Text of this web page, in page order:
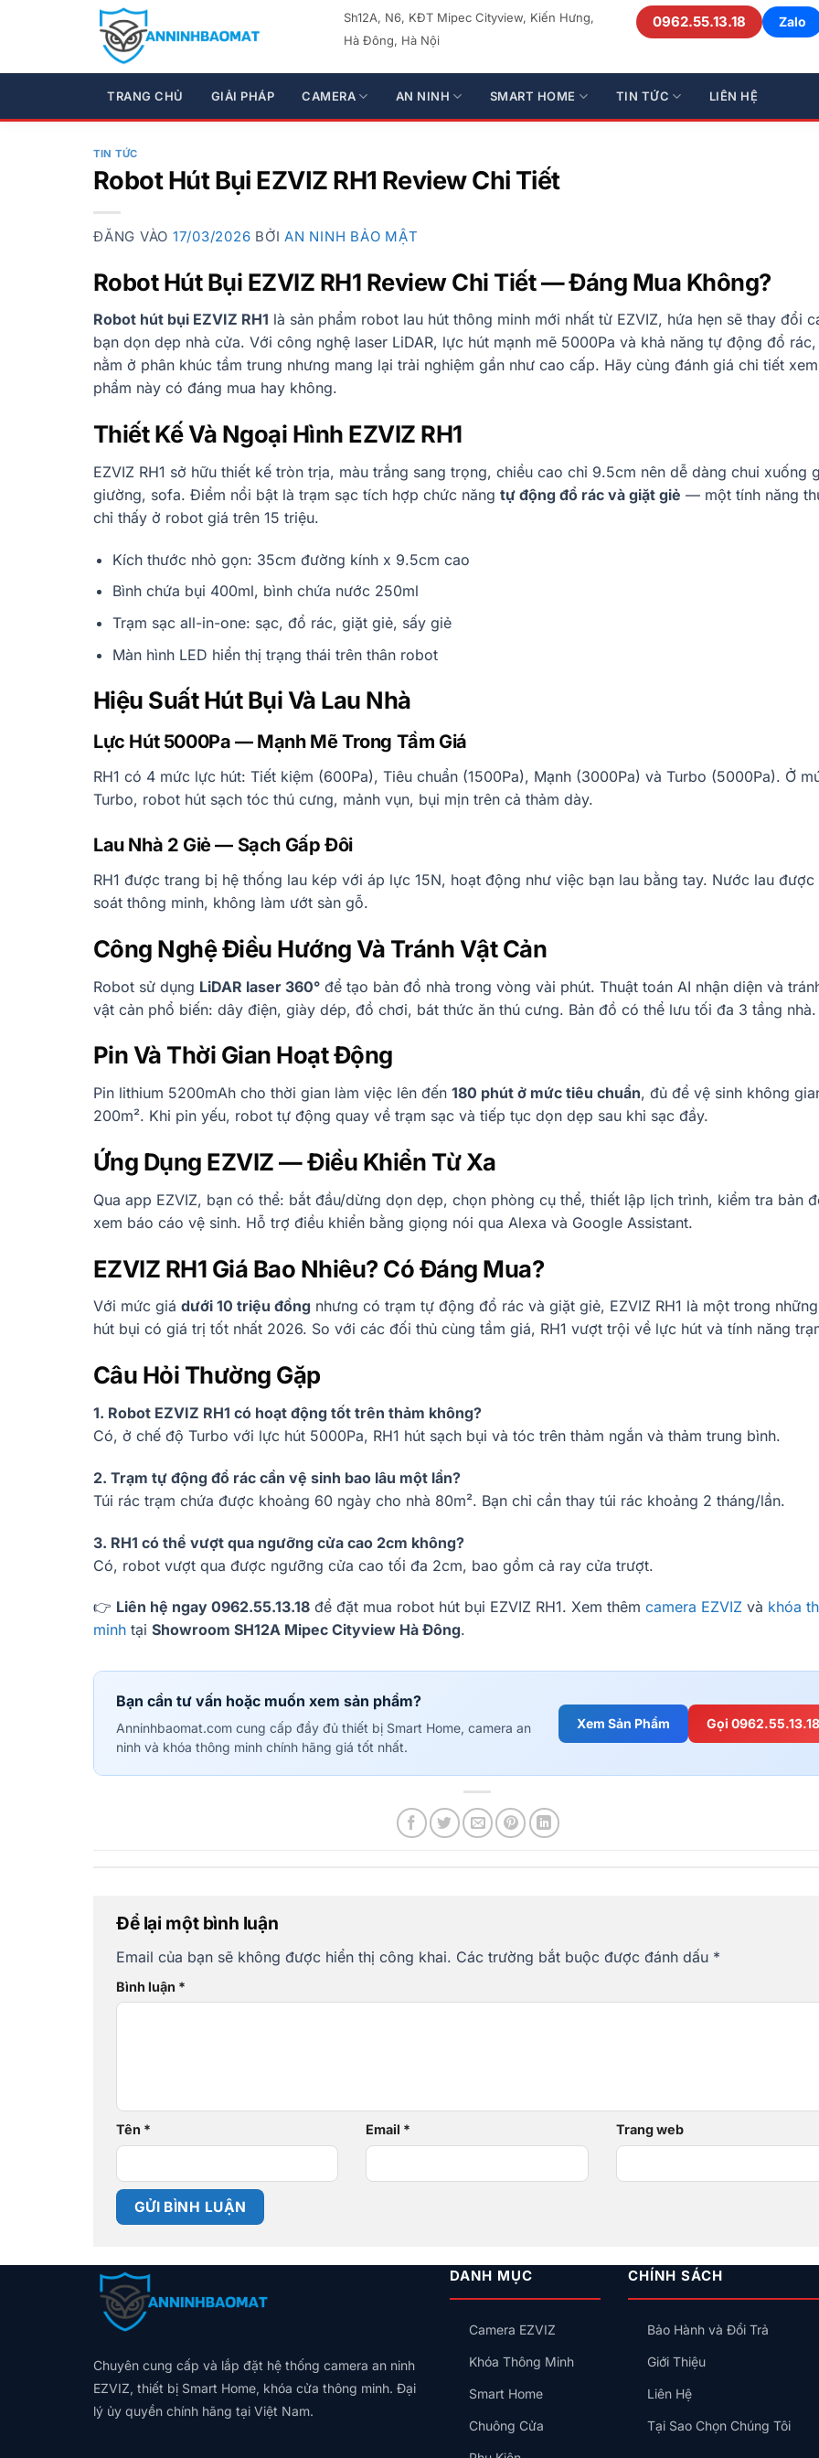
dung
Sh12A, N6, KĐT Mipec Cityview, Kiến Hưng,
Hà Đông, Hà Nội
0962.55.13.18 Zalo
TRANG CHỦ GIẢI PHÁP CAMERA AN NINH SMART HOME TIN TỨC LIÊN HỆ
TIN TỨC
Robot Hút Bụi EZVIZ RH1 Review Chi Tiết
ĐĂNG VÀO 17/03/2026 BỞI AN NINH BẢO MẬT
Robot Hút Bụi EZVIZ RH1 Review Chi Tiết — Đáng Mua Không?
Robot hút bụi EZVIZ RH1 là sản phẩm robot lau hút thông minh mới nhất từ EZVIZ, hứa hẹn sẽ thay đổi
bạn dọn dẹp nhà cửa. Với công nghệ laser LiDAR, lực hút mạnh mẽ 5000Pa và khả năng tự động đổ rác,
nằm ở phân khúc tầm trung nhưng mang lại trải nghiệm gần như cao cấp. Hãy cùng đánh giá chi tiết
phẩm này có đáng mua hay không.
Thiết Kế Và Ngoại Hình EZVIZ RH1
EZVIZ RH1 sở hữu thiết kế tròn trịa, màu trắng sang trọng, chiều cao chỉ 9.5cm nên dễ dàng chui xuống
giường, sofa. Điểm nổi bật là trạm sạc tích hợp chức năng tự động đổ rác và giặt giẻ — một tính năng
chỉ thấy ở robot giá trên 15 triệu.
Kích thước nhỏ gọn: 35cm đường kính x 9.5cm cao
Bình chứa bụi 400ml, bình chứa nước 250ml
Trạm sạc all-in-one: sạc, đổ rác, giặt giẻ, sấy giẻ
Màn hình LED hiển thị trạng thái trên thân robot
Hiệu Suất Hút Bụi Và Lau Nhà
Lực Hút 5000Pa — Mạnh Mẽ Trong Tầm Giá
RH1 có 4 mức lực hút: Tiết kiệm (600Pa), Tiêu chuẩn (1500Pa), Mạnh (3000Pa) và Turbo (5000Pa). Ở
Turbo, robot hút sạch tóc thú cưng, mảnh vụn, bụi mịn trên cả thảm dày.
Lau Nhà 2 Giẻ — Sạch Gấp Đôi
RH1 được trang bị hệ thống lau kép với áp lực 15N, hoạt động như việc bạn lau bằng tay. Nước lau được
soát thông minh, không làm ướt sàn gỗ.
Công Nghệ Điều Hướng Và Tránh Vật Cản
Robot sử dụng LiDAR laser 360° để tạo bản đồ nhà trong vòng vài phút. Thuật toán AI nhận diện và
vật cản phổ biến: dây điện, giày dép, đồ chơi, bát thức ăn thú cưng. Bản đồ có thể lưu tối đa 3 tầng nhà.
Pin Và Thời Gian Hoạt Động
Pin lithium 5200mAh cho thời gian làm việc lên đến 180 phút ở mức tiêu chuẩn, đủ để vệ sinh không
200m². Khi pin yếu, robot tự động quay về trạm sạc và tiếp tục dọn dẹp sau khi sạc đầy.
Ứng Dụng EZVIZ — Điều Khiển Từ Xa
Qua app EZVIZ, bạn có thể: bắt đầu/dừng dọn dẹp, chọn phòng cụ thể, thiết lập lịch trình, kiểm tra bản
xem báo cáo vệ sinh. Hỗ trợ điều khiển bằng giọng nói qua Alexa và Google Assistant.
EZVIZ RH1 Giá Bao Nhiêu? Có Đáng Mua?
Với mức giá dưới 10 triệu đồng nhưng có trạm tự động đổ rác và giặt giẻ, EZVIZ RH1 là một trong
hút bụi có giá trị tốt nhất 2026. So với các đối thủ cùng tầm giá, RH1 vượt trội về lực hút và tính năng
Câu Hỏi Thường Gặp
1. Robot EZVIZ RH1 có hoạt động tốt trên thảm không?
Có, ở chế độ Turbo với lực hút 5000Pa, RH1 hút sạch bụi và tóc trên thảm ngắn và thảm trung bình.
2. Trạm tự động đổ rác cần vệ sinh bao lâu một lần?
Túi rác trạm chứa được khoảng 60 ngày cho nhà 80m². Bạn chỉ cần thay túi rác khoảng 2 tháng/lần.
3. RH1 có thể vượt qua ngưỡng cửa cao 2cm không?
Có, robot vượt qua được ngưỡng cửa cao tối đa 2cm, bao gồm cả ray cửa trượt.
👉 Liên hệ ngay 0962.55.13.18 để đặt mua robot hút bụi EZVIZ RH1. Xem thêm camera EZVIZ và khóa
minh tại Showroom SH12A Mipec Cityview Hà Đông.
Bạn cần tư vấn hoặc muốn xem sản phẩm?
Anninhbaomat.com cung cấp đầy đủ thiết bị Smart Home, camera an
ninh và khóa thông minh chính hãng giá tốt nhất.
Xem Sản Phẩm Gọi 0962.55.13.18
Để lại một bình luận
Email của bạn sẽ không được hiển thị công khai. Các trường bắt buộc được đánh dấu *
Bình luận *
Tên * Email * Trang web
Chuyên cung cấp và lắp đặt hệ thống camera an ninh
EZVIZ, thiết bị Smart Home, khóa cửa thông minh. Đại
lý ủy quyền chính hãng tại Việt Nam.
DANH MỤC
Camera EZVIZ
Khóa Thông Minh
Smart Home
Chuông Cửa
CHÍNH SÁCH
Bảo Hành và Đổi Trả
Giới Thiệu
Liên Hệ
Tại Sao Chọn Chúng Tôi